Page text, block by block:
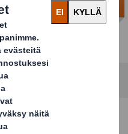
versio alempana.